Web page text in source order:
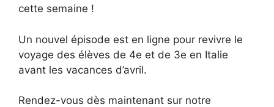
cette semaine !
Un nouvel épisode est en ligne pour revivre le
voyage des élèves de 4e et de 3e en Italie
avant les vacances d’avril.
Rendez-vous dès maintenant sur notre